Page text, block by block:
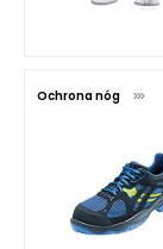
Ochrona nóg